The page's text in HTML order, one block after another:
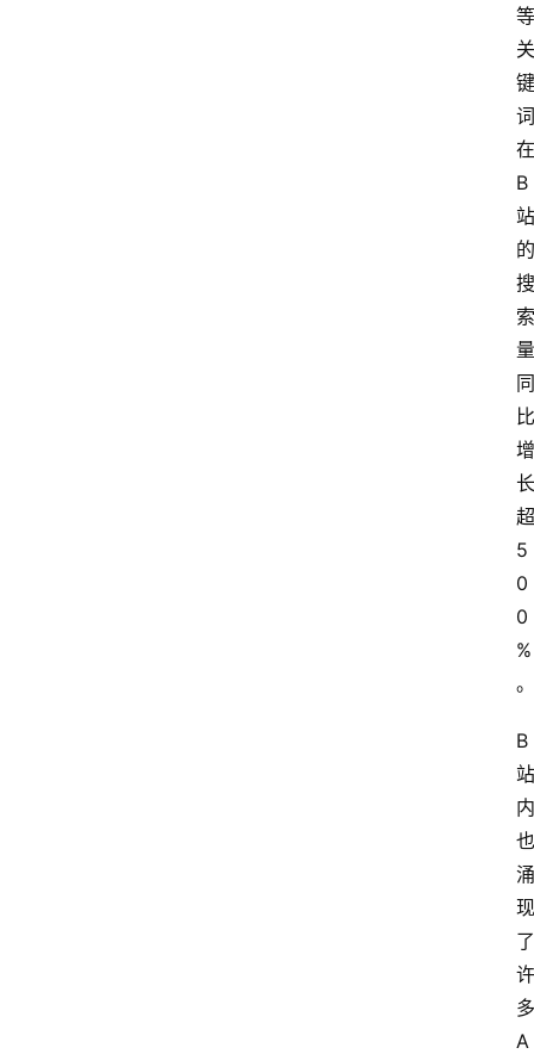
等
关
键
词
在
B
站
的
搜
索
量
同
比
增
长
超
5
0
0
%
。
B
站
内
也
涌
现
了
许
多
A